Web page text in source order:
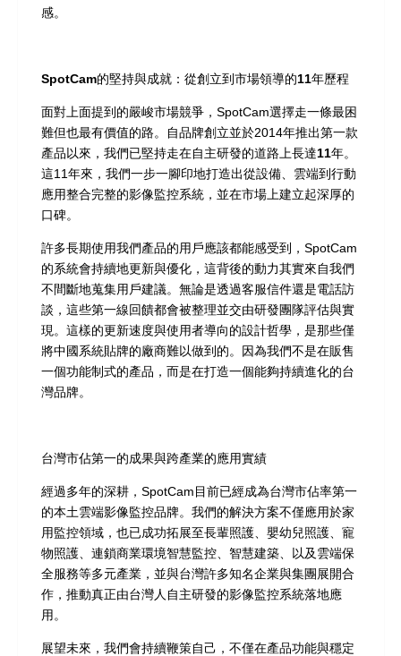
感。
SpotCam的堅持與成就：從創立到市場領導的11年歷程
面對上面提到的嚴峻市場競爭，SpotCam選擇走一條最困
難但也最有價值的路。自品牌創立並於2014年推出第一款
產品以來， 我們已堅持走在自主研發的道路上長達11年。
這11年來，我們一步一腳印地打造出從設備、雲端到行動
應用整合完整的影像監控系統，並在市場上建立起深厚的
口碑。
許多長期使用我們產品的用戶應該都能感受到，SpotCam
的系統會持續地更新與優化，這背後的動力其實來自我們
不間斷地蒐集用戶建議。無論是透過客服信件還是電話訪
談，這些第一線回饋都會被整理並交由研發團隊評估與實
現。這樣的更新速度與使用者導向的設計哲學，是那些僅
將中國系統貼牌的廠商難以做到的。 因為我們不是在販售
一個功能制式的產品，而是在打造一個能夠持續進化的台
灣品牌。
台灣市佔第一的成果與跨產業的應用實績
經過多年的深耕，SpotCam目前已經成為台灣市佔率第一
的本土雲端影像監控品牌。我們的解決方案不僅應用於家
用監控領域，也已成功拓展至長輩照護、嬰幼兒照護、寵
物照護、連鎖商業環境智慧監控、智慧建築、以及雲端保
全服務等多元產業，並與台灣許多知名企業與集團展開合
作，推動真正由台灣人自主研發的影像監控系統落地應
用。
展望未來，我們會持續鞭策自己，不僅在產品功能與穩定